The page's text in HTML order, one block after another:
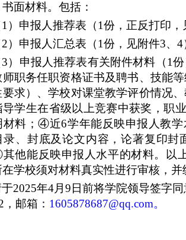
书面材料。包括：
1 ）申报人推荐表（1份，正反打印，
2）申报人汇总表（1份，见附件3、4
3）申报人推荐表有关附件材料（1
师职务任职资格证书及聘书、技能
要求）、学校对课堂教学评价情况
导学生在省级以上竞赛中获奖，职
材料；④近6学年能反映申报人教
录、封底及论文内容，论著复印
他能反映申报人水平的材料。以
学校须对材料真实性进行审核，并
2025年4月 9 日前将学院领导签字
，邮箱： 1605878687@qq.com。